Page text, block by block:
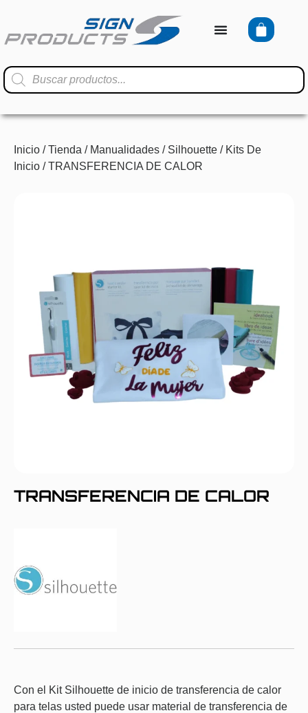
Inicio /Tienda / Manualidades / Silhouette / Kits De
Inicio / TRANSFERENCIA DE CALOR
TRANSFERENCIA DE CALOR
Con el Kit Silhouette de inicio de transferencia de calor
para telas usted puede usar material de transferencia de